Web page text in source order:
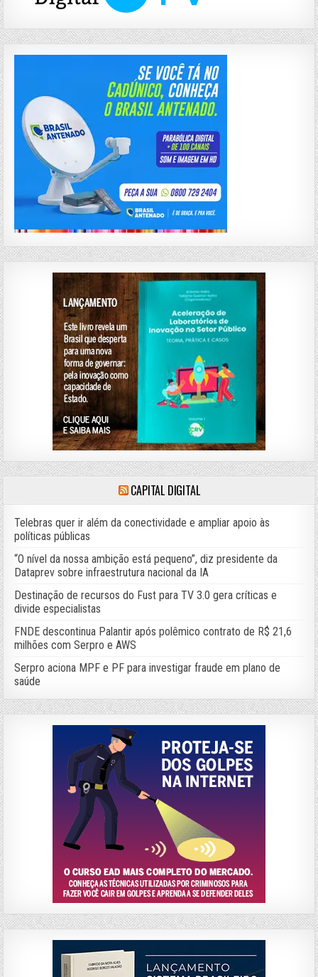
CAPITAL DIGITAL
Telebras quer ir além da conectividade e ampliar apoio às
políticas públicas
“O nível da nossa ambição está pequeno”, diz presidente da
Dataprev sobre infraestrutura nacional da IA
Destinação de recursos do Fust para TV 3.0 gera críticas e
divide especialistas
FNDE descontinua Palantir após polêmico contrato de R$ 21,6
milhões com Serpro e AWS
Serpro aciona MPF e PF para investigar fraude em plano de
saúde